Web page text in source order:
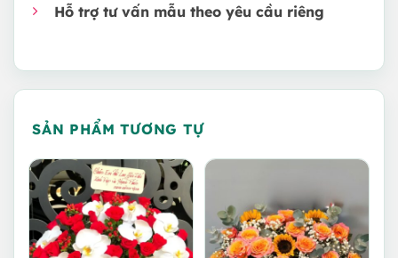
Hỗ trợ tư vấn mẫu theo yêu cầu riêng
SẢN PHẨM TƯƠNG TỰ